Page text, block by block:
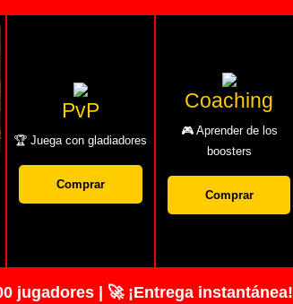
PvP
🏆 Juega con gladiadores
Comprar
Coaching
🎮 Aprender de los
boosters
Comprar
jugadores | 🚀 ¡Entrega instantánea!